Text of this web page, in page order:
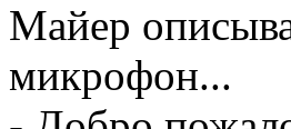
Майер
микрофон...